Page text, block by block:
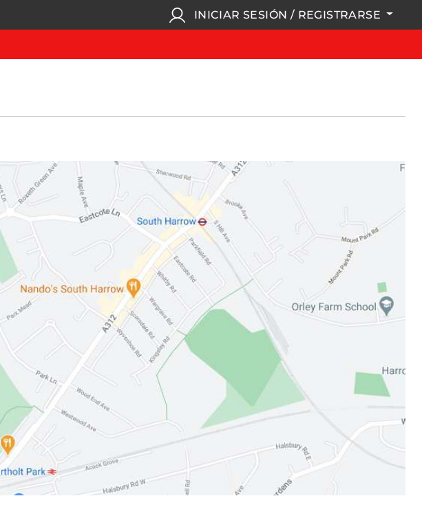
INICIAR SESIÓN / REGISTRARSE